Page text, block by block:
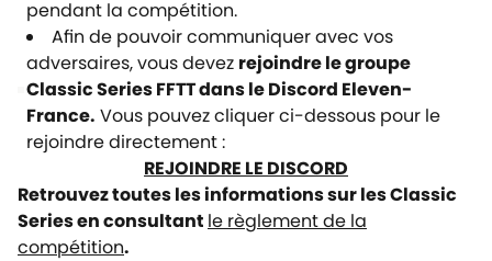
pendant la compétition.
Afin de pouvoir communiquer avec vos
adversaires, vous devez rejoindre le groupe
Classic Series FFTT dans le Discord Eleven-
France. Vous pouvez cliquer ci-dessous pour le
rejoindre directement :
REJOINDRE LE DISCORD
Retrouvez toutes les informations sur les Classic
Series en consultant le règlement de la
compétition.